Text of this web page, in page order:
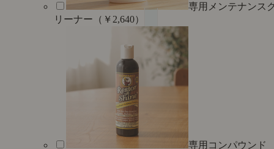
専用メンテナンス
リーナー（￥2,640）
専用コンパウンド